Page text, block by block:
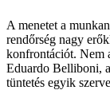
A menetet a
rendőrség nagy
konfrontációt. Nem
Eduardo Belliboni,
tüntetés egyik